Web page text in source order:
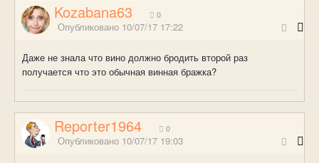
Kozabana63 0
Опубликовано 10/07/17 17:22
Даже не знала что вино должно бродить второй раз
получается что это обычная винная бражка?
Reporter1964 0
Опубликовано 10/07/17 19:03